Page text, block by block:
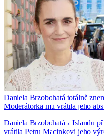
Daniela Brzobohatá totálně
Moderátorka mu vrátila jeho
Daniela Brzobohatá z Islandu
vrátila Petru Macinkovi jeho